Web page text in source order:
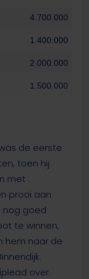
4.700.000
1.400.000
2.000.000
1.500.000
de eerste
toen hij
met .
prooi aan
nog goed
te winnen,
hem naar de
over.